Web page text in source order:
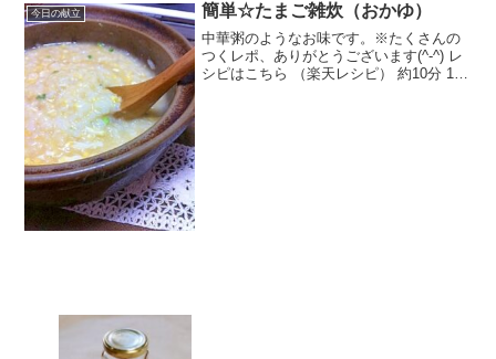
今日の献立 簡単☆たまご雑炊（おかゆ）
中華粥のようなお味です。※たくさんの
つくレポ、ありがとうございます(^-^) レ
シピはこちら （楽天レシピ） 約10分 100